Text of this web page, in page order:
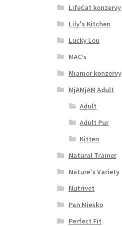
LifeCat konzervy
Lily's Kitchen
Lucky Lou
MAC’s
Miamor konzervy
MjAMjAM Adult
Adult
Adult Pur
Kitten
Natural Trainer
Nature's Variety
Nutrivet
Pan Miesko
Perfect Fit